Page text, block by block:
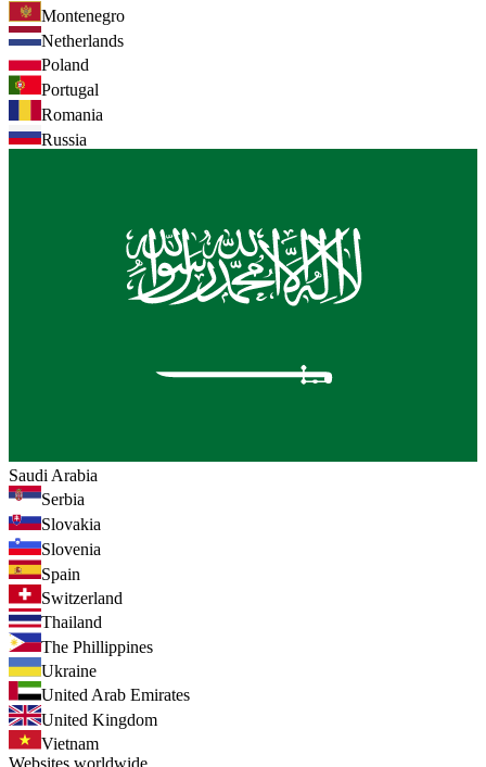
Montenegro
Netherlands
Poland
Portugal
Romania
Russia
Saudi Arabia
Serbia
Slovakia
Slovenia
Spain
Switzerland
Thailand
The Phillippines
Ukraine
United Arab Emirates
United Kingdom
Vietnam
Websites worldwide